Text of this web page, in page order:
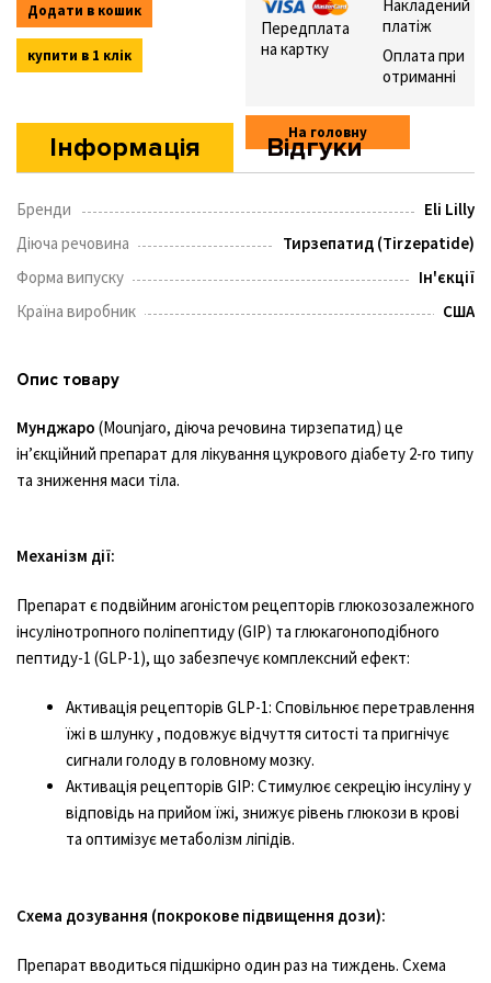
Передплата
на картку
Накладений
платіж
Оплата при
отриманні
На головну
Додати в кошик
купити в 1 клік
Інформація Відгуки
Бренди
Eli Lilly
Діюча речовина
Тирзепатид (Tirzepatide)
Форма випуску
Ін'єкції
Країна виробник
США
Опис товару
Мунджаро (Mounjaro, діюча речовина тирзепатид) це
ін’єкційний препарат для лікування цукрового діабету 2-го типу
та зниження маси тіла.
Механізм дії:
Препарат є подвійним агоністом рецепторів глюкозозалежного
інсулінотропного поліпептиду (GIP) та глюкагоноподібного
пептиду-1 (GLP-1), що забезпечує комплексний ефект:
Активація рецепторів GLP-1: Сповільнює перетравлення
їжі в шлунку , подовжує відчуття ситості та пригнічує
сигнали голоду в головному мозку.
Активація рецепторів GIP: Стимулює секрецію інсуліну у
відповідь на прийом їжі, знижує рівень глюкози в крові
та оптимізує метаболізм ліпідів.
Схема дозування (покрокове підвищення дози):
Препарат вводиться підшкірно один раз на тиждень. Схема